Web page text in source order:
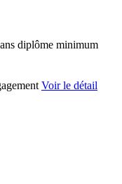
diplôme minimum
Voir le détail